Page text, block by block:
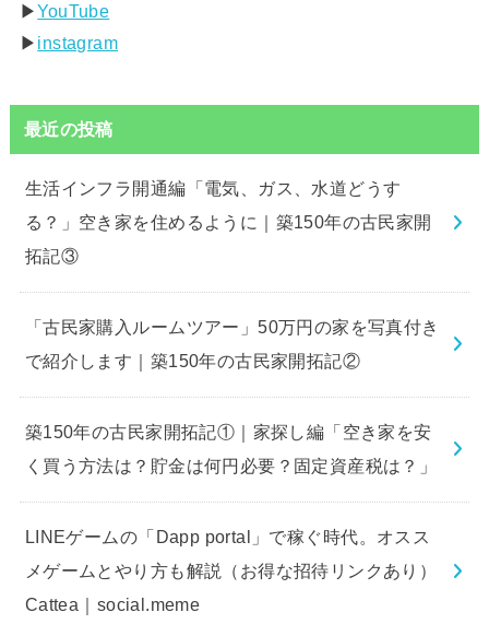
▶︎YouTube
▶︎ instagram
最近の投稿
生活インフラ開通編「電気、ガス、水道どうす
る？」空き家を住めるように｜築150年の古民家開
拓記③
「古民家購入ルームツアー」50万円の家を写真付き
で紹介します｜築150年の古民家開拓記②
築150年の古民家開拓記①｜家探し編「空き家を安
く買う方法は？貯金は何円必要？固定資産税は？」
LINEゲームの「Dapp portal」で稼ぐ時代。オスス
メゲームとやり方も解説（お得な招待リンクあり）
Cattea｜social.meme